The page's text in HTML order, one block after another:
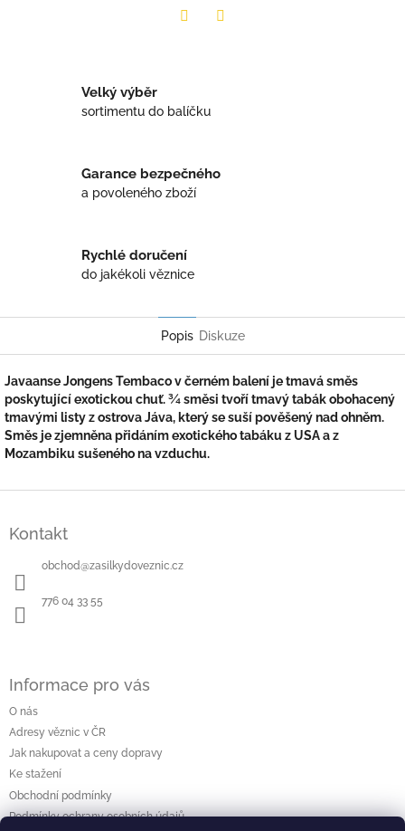
Velký výběr
sortimentu do balíčku
Garance bezpečného
a povoleného zboží
Rychlé doručení
do jakékoli věznice
Popis Diskuze
Javaanse Jongens Tembaco v černém balení je tmavá směs
poskytující exotickou chuť. ¾ směsi tvoří tmavý tabák obohacený
tmavými listy z ostrova Jáva, který se suší pověšený nad ohněm.
Směs je zjemněna přidáním exotického tabáku z USA a z
Mozambiku sušeného na vzduchu.
Kontakt
obchod@zasilkydoveznic.cz
776 04 33 55
Informace pro vás
O nás
Adresy věznic v ČR
Jak nakupovat a ceny dopravy
Ke stažení
Obchodní podmínky
Podmínky ochrany osobních údajů